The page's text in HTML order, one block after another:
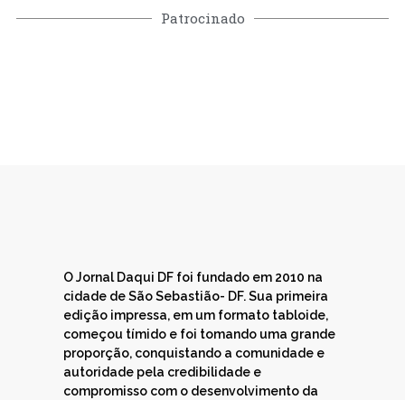
Patrocinado
O Jornal Daqui DF foi fundado em 2010 na
cidade de São Sebastião- DF. Sua primeira
edição impressa, em um formato tabloide,
começou tímido e foi tomando uma grande
proporção, conquistando a comunidade e
autoridade pela credibilidade e
compromisso com o desenvolvimento da